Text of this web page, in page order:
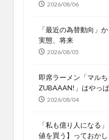
2026/08/06
「最近の為替動向」
実態、将来
2026/08/05
即席ラーメン「マル
ZUBAAAN!」はやっ
2026/08/04
「私も億り人になる
値を買う】っておかし